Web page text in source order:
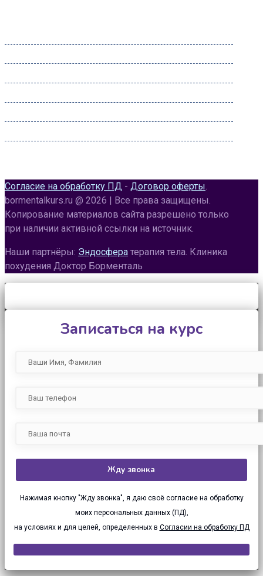
Согласие на обработку ПД - Договор оферты.
bormentalkurs.ru @ 2026 | Все права защищены.
Копирование материалов сайта разрешено только
при наличии активной ссылки на источник.
Наши партнёры: Эндосфера терапия тела. Клиника
похудения Доктор Борменталь
Записаться на курс
Нажимая кнопку "Жду звонка", я даю своё согласие на обработку
моих персональных данных (ПД),
на условиях и для целей, определенных в Согласии на обработку ПД